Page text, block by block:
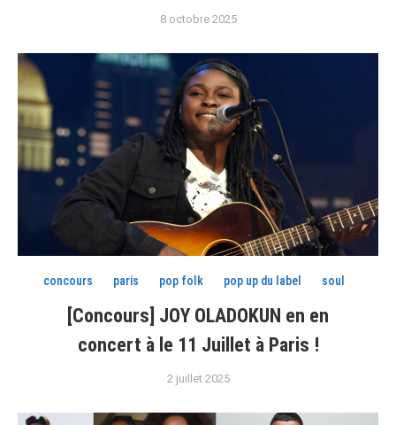
8 octobre 2025
concours paris pop folk pop up du label soul
[Concours] JOY OLADOKUN en en
concert à le 11 Juillet à Paris !
2 juillet 2025